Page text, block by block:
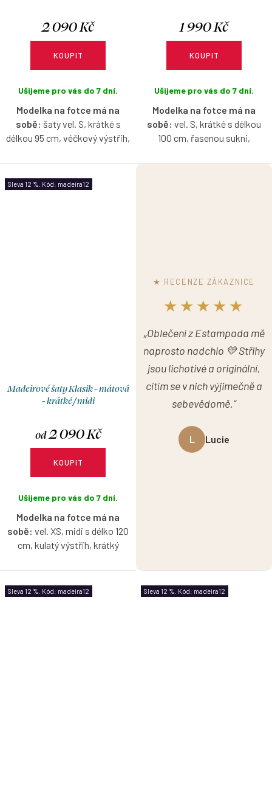
2 090 Kč
KOUPIT
Ušijeme pro vás do 7 dní.
Modelka na fotce má na
sobě: šaty vel. S, krátké s
délkou 95 cm, véčkový výstřih,
Pružné šaty z madeirového
úpletu, které budete milovat
1 990 Kč
KOUPIT
Ušijeme pro vás do 7 dní.
Modelka na fotce má na
sobě: vel. S, krátké s délkou
100 cm, řasenou sukni,
cm.
volbou pro horké letní dny.
Sleva 12 %. Kód: madeira12
Madeirové šaty Klasik - mátová
- krátké / midi
od2 090 Kč
KOUPIT
Ušijeme pro vás do 7 dní.
Modelka na fotce má na
sobě: vel. XS, midi s délko 120
cm, kulatý výstřih, krátký
Pružné šaty z madeirového
úpletu, které budete milovat
★ RECENZE ZÁKAZNICE
★★★★★
„Oblečení z Estampada mě
naprosto nadchlo 💛 Střihy
jsou lichotivé a originální,
cítím se v nich výjimečně a
sebevědomě.“
L Lucie
Sleva 12 %. Kód: madeira12 Sleva 12 %. Kód: madeira12